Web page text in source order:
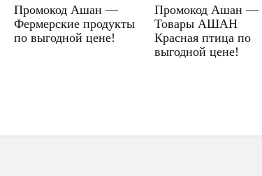
Промокод Ашан —
Фермерские продукты
по выгодной цене!
Промокод Ашан —
Товары АШАН
Красная птица по
выгодной цене!